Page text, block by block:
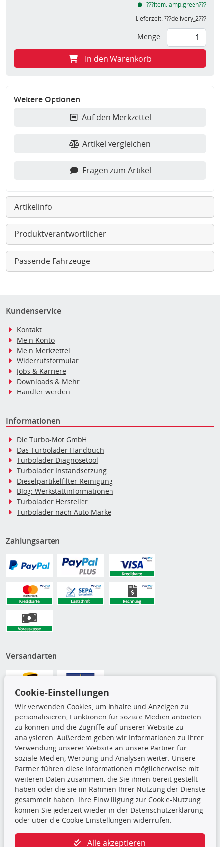
???item.lamp.green???
Lieferzeit:???delivery_2???
Menge:
In den Warenkorb
Weitere Optionen
Auf den Merkzettel
Artikel vergleichen
Fragen zum Artikel
Artikelinfo
Produktverantwortlicher
Passende Fahrzeuge
Kundenservice
Kontakt
Mein Konto
Mein Merkzettel
Widerrufsformular
Jobs & Karriere
Downloads & Mehr
Händler werden
Informationen
Die Turbo-Mot GmbH
Das Turbolader Handbuch
Turbolader Diagnosetool
Turbolader Instandsetzung
Dieselpartikelfilter-Reinigung
Blog: Werkstattinformationen
Turbolader Hersteller
Turbolader nach Auto Marke
Zahlungsarten
Versandarten
Die hier angezeigten Daten,
insbesondere die gesamte Datenbank,
dürfen nicht kopiert werden. Es ist zu
unterlassen, die Daten oder die gesamte Datenbank ohne
vorherige Zustimmung TecDocs zu vervielfältigen, zu
zu lassen. Ein Zuwiderhandeln stellt eine
Cookie-Einstellungen
Wir verwenden Cookies, um Inhalte und Anzeigen zu
personalisieren, Funktionen für soziale Medien anbieten
zu können und die Zugriffe auf unserer Website zu
analysieren. Außerdem geben wir Informationen zu Ihrer
Verwendung unserer Website an unsere Partner für
soziale Medien, Werbung und Analysen weiter. Unsere
Partner führen diese Informationen möglicherweise mit
weiteren Daten zusammen, die Sie ihnen bereit gestellt
haben oder die sie im Rahmen Ihrer Nutzung der Dienste
gesammelt haben. Ihre Einwilligung zur Cookie-Nutzung
können Sie jederzeit wieder in der Datenschutzerklärung
oder über die Cookie-Einstellungen widerrufen.
Alle akzeptieren